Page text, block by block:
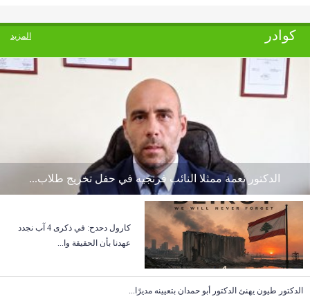
زلزال بقوة 5.5 درجات يهز منطقة سكوينتنا في ألاسكا
سليمان فرنجيه لـ”جدل”: مواقفنا لمصلحة بلدنا ...
سليمان فرنجيه: هل السؤال تحييد الجيش يقسمه ام توري...
سليمان فرنجيه: النيترات في الجنوب خبرٌ سارع الاع...
سليمان فرنجيه: المشكلة في الكهرباء أن حلها صعب
لكن...
سليمان فرنجيه: المشكلة في الكهرباء أن حلها صعب لكن...
سليمان فرنجيه: الكلام عن اي تبديل حكومي هو مرتبط ح...
كوادر المزيد
الدكتور نعمة ممثلا النائب فرنجيه في حفل تخريج طلاب...
كارول دحدح: في ذكرى 4 آب نجدد
عهدنا بأن الحقيقة وا...
الدكتور طيون يهنئ الدكتور أبو حمدان بتعيينه مديرًا...